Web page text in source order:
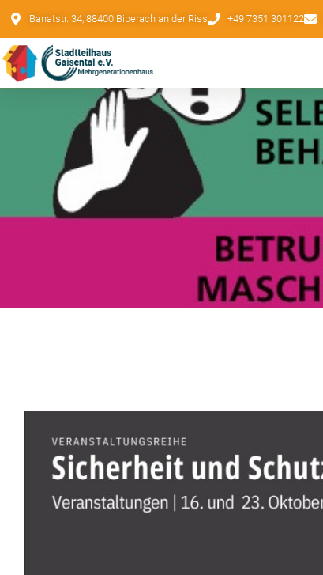
Banatstr. 34, 88400 Biberach an der Riss +49 7351 301122